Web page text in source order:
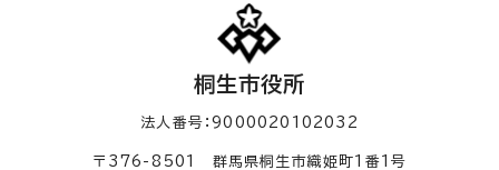
桐生市役所
法人番号：9000020102032
〒376-8501 群馬県桐生市織姫町1番1号